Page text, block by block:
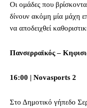
Οι ομάδες που
δίνουν ακόμη μία μάχη
να αποδειχθεί
Πανσερραϊκός –
16:00 | Novasports 2
Στο Δημοτικό γήπεδο